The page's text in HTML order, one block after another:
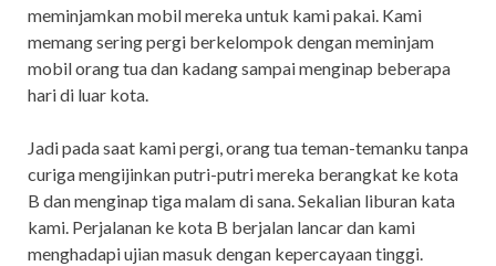
meminjamkan mobil mereka untuk kami pakai. Kami
memang sering pergi berkelompok dengan meminjam
mobil orang tua dan kadang sampai menginap beberapa
hari di luar kota.
Jadi pada saat kami pergi, orang tua teman-temanku tanpa
curiga mengijinkan putri-putri mereka berangkat ke kota
B dan menginap tiga malam di sana. Sekalian liburan kata
kami. Perjalanan ke kota B berjalan lancar dan kami
menghadapi ujian masuk dengan kepercayaan tinggi.